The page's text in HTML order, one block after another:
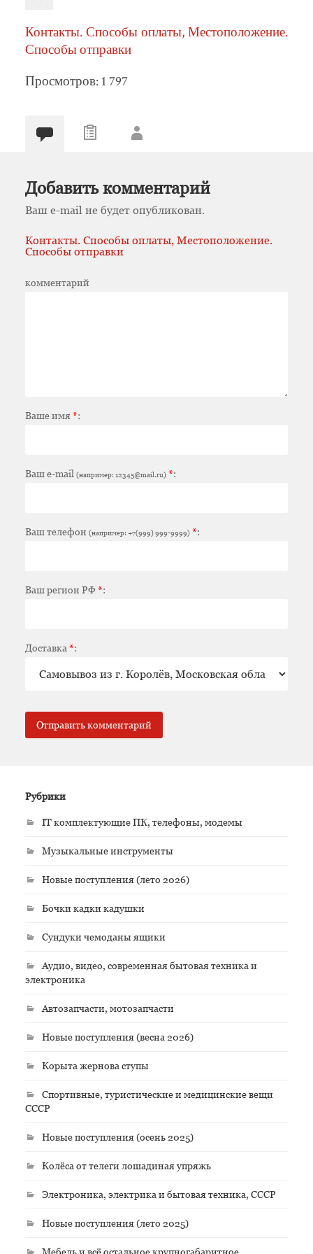
Контакты. Способы оплаты, Местоположение.
Способы отправки
Просмотров: 1 797
Добавить комментарий
Ваш e-mail не будет опубликован.
Контакты. Способы оплаты, Местоположение.
Способы отправки
комментарий
Ваше имя*:
Ваш e-mail (например: 12345@mail.ru) *:
Ваш телефон (например: +7(999) 999-9999) *:
Ваш регион РФ*:
Доставка *:
Рубрики
IT комплектующие ПК, телефоны, модемы
Музыкальные инструменты
Новые поступления (лето 2026)
Бочки кадки кадушки
Сундуки чемоданы ящики
Аудио, видео, современная бытовая техника и
электроника
Автозапчасти, мотозапчасти
Новые поступления (весна 2026)
Корыта жернова ступы
Спортивные, туристические и медицинские вещи
СССР
Новые поступления (осень 2025)
Колёса от телеги лошадиная упряжь
Электроника, электрика и бытовая техника, СССР
Новые поступления (лето 2025)
Мебель и всё остальное крупногабаритное